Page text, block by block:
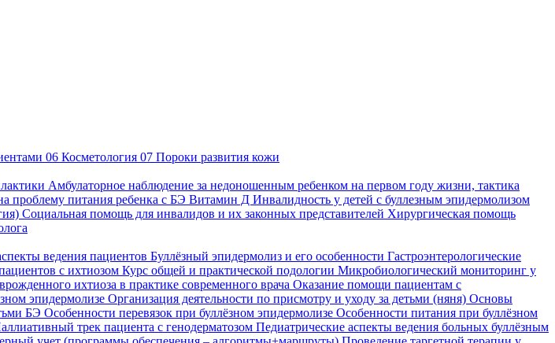
06 Косметология 07 Пороки развития кожи
Амбулаторное наблюдение за недоношенным ребенком на первом году жизни, тактика
проблему питания ребенка с БЭ Витамин Д Инвалидность у детей с буллезным эпидермолизом
Социальная помощь для инвалидов и их законных представителей Хирургическая помощь
ведения пациентов Буллёзный эпидермолиз и его особенности Гастроэнтерологические
с ихтиозом Курс общей и практической подологии Микробиологический мониторинг у
ихтиоза в практике современного врача Оказание помощи пациентам с
эпидермолизе Организация деятельности по присмотру и уходу за детьми (няня) Основы
БЭ Особенности перевязок при буллёзном эпидермолизе Особенности питания при буллёзном
трек пациента с генодерматозом Педиатрические аспекты ведения больных буллёзным